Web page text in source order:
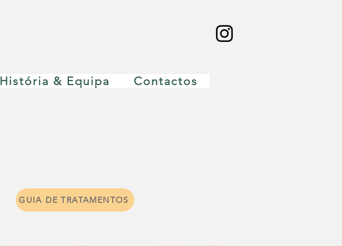
História & Equipa Contactos
GUIA DE TRATAMENTOS